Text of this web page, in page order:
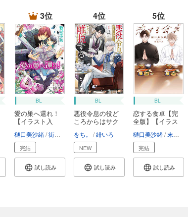
3位
BL
愛の巣へ還れ！
【イラスト入
樋口美沙緒 街子マドカ
完結
試し読み
4位
BL
悪役令息の役ど
ころからはサク
をち。 緋いろ
NEW
試し読み
5位
BL
恋する食卓【完
全版】【イラス
樋口美沙緒 末広マチ
完結
試し読み